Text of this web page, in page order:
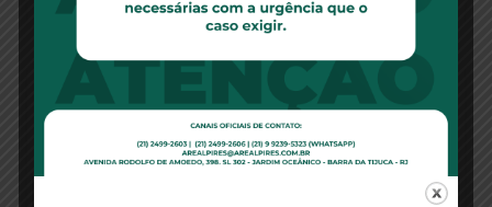
Blindagem patrimonial feita antes de
ações gera penhora de bem de família –
09/12/2021